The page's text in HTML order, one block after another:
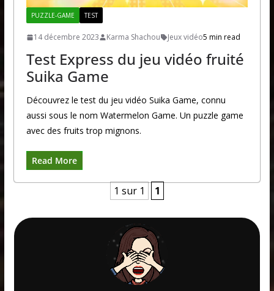
PUZZLE-GAME TEST
14 décembre 2023 Karma Shachou Jeux vidéo5 min read
Test Express du jeu vidéo fruité
Suika Game
Découvrez le test du jeu vidéo Suika Game, connu
aussi sous le nom Watermelon Game. Un puzzle game
avec des fruits trop mignons.
Read More
1 sur 1 1